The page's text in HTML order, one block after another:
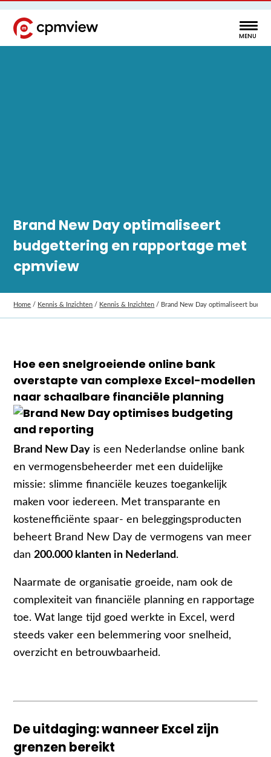
Brand New Day optimaliseert
budgettering en rapportage met
cpmview
Home / Kennis & Inzichten / Kennis & Inzichten / Brand New Day optimaliseert
Hoe een snelgroeiende online bank
overstapte van complexe Excel-modellen
naar schaalbare financiële planning
Brand New Day is een Nederlandse online bank
en vermogensbeheerder met een duidelijke
missie: slimme financiële keuzes toegankelijk
maken voor iedereen. Met transparante en
kostenefficiënte spaar- en beleggingsproducten
beheert Brand New Day de vermogens van meer
dan 200.000 klanten in Nederland .
Naarmate de organisatie groeide, nam ook de
complexiteit van financiële planning en rapportage
toe. Wat lange tijd goed werkte in Excel, werd
steeds vaker een belemmering voor snelheid,
overzicht en betrouwbaarheid.
De uitdaging: wanneer Excel zijn
grenzen bereikt